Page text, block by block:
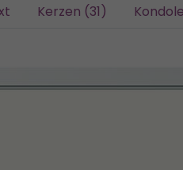
Kerzen (31)